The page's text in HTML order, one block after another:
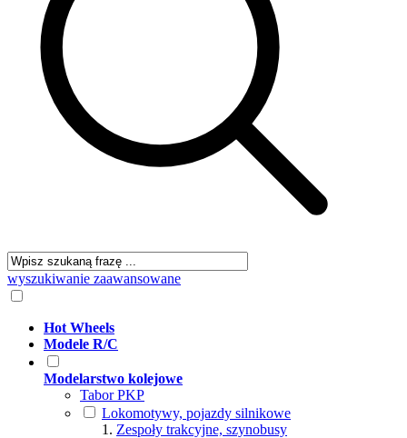
wyszukiwanie zaawansowane
Hot Wheels
Modele R/C
Modelarstwo kolejowe
Tabor PKP
Lokomotywy, pojazdy silnikowe
Zespoły trakcyjne, szynobusy